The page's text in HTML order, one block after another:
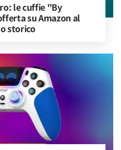
le cuffie "By
su Amazon al
storico